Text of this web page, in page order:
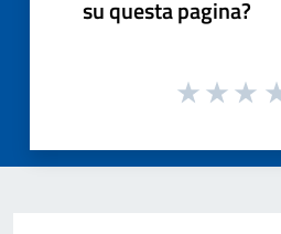
su questa pagina?